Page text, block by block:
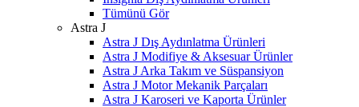
Tümünü Gör
Astra J
Astra J Dış Aydınlatma Ürünleri
Astra J Modifiye & Aksesuar Ürünler
Astra J Arka Takım ve Süspansiyon
Astra J Motor Mekanik Parçaları
Astra J Karoseri ve Kaporta Ürünler